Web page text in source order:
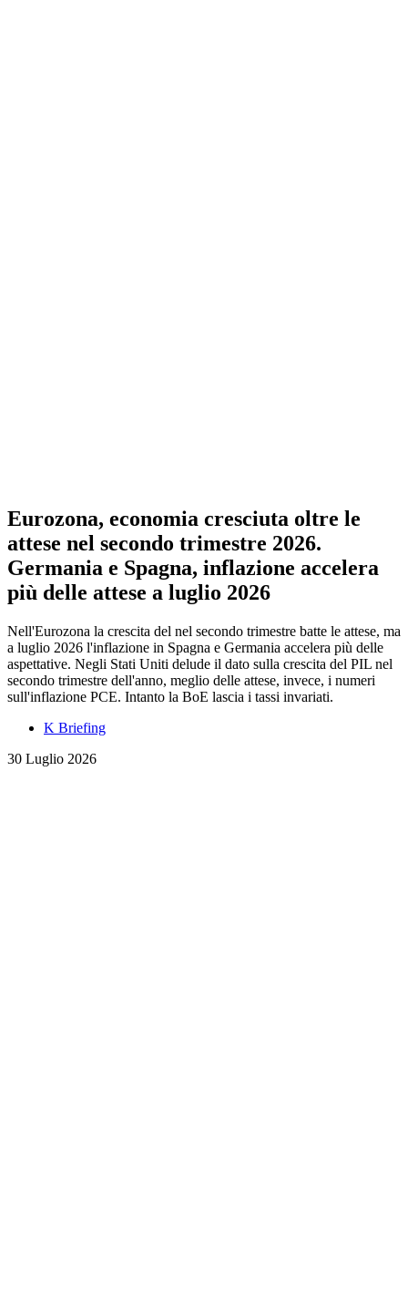
Eurozona, economia cresciuta oltre le
attese nel secondo trimestre 2026.
Germania e Spagna, inflazione accelera
più delle attese a luglio 2026
Nell'Eurozona la crescita del nel secondo trimestre batte le attese, ma
a luglio 2026 l'inflazione in Spagna e Germania accelera più delle
aspettative. Negli Stati Uniti delude il dato sulla crescita del PIL nel
secondo trimestre dell'anno, meglio delle attese, invece, i numeri
sull'inflazione PCE. Intanto la BoE lascia i tassi invariati.
K Briefing
30 Luglio 2026